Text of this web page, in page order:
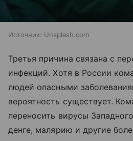
Источник: Unsplash.com
Третья причина связана с
инфекций. Хотя в России
людей опасными
вероятность существует.
переносить вирусы
денге, малярию и другие